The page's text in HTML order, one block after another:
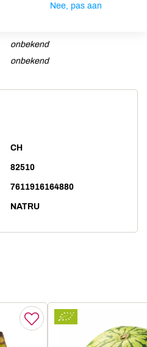
onbekend
onbekend
CH
82510
7611916164880
NATRU
Nee, pas aan